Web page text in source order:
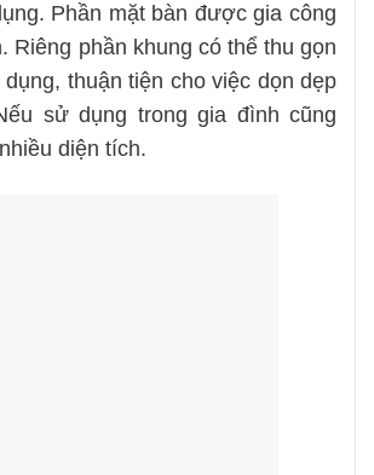
Phần mặt bàn được gia công
Riêng phần khung có thể thu gọn
dụng, thuận tiện cho việc dọn dẹp
sử dụng trong gia đình cũng
diện tích.